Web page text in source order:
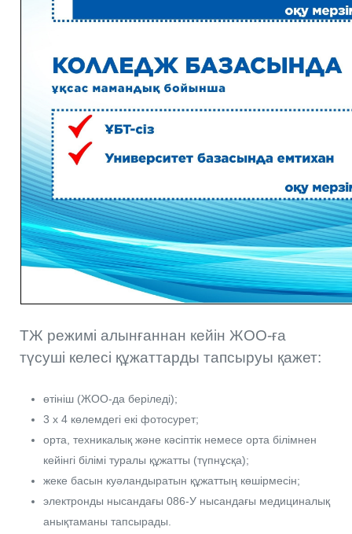
ТЖ режимі алынғаннан кейін ЖОО-ға
түсуші келесі құжаттарды тапсыруы қажет:
өтініш (ЖОО-да беріледі);
3 x 4 көлемдегі екі фотосурет;
орта, техникалық және кәсіптік немесе орта білімнен
кейінгі білімі туралы құжатты (түпнұсқа);
жеке басын куәландыратын құжаттың көшірмесін;
электронды нысандағы 086-У нысандағы медициналық
анықтаманы тапсырады.